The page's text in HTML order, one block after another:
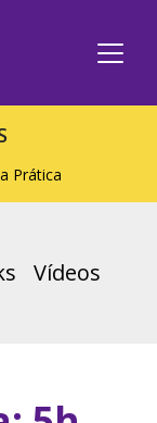
Prática
Vídeos